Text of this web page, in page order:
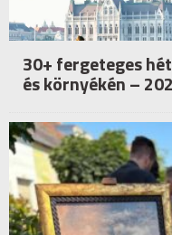
30+ fergeteges
és környékén –